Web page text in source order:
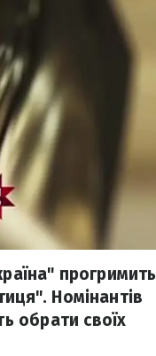
прогримить
Номінантів
обрати своїх